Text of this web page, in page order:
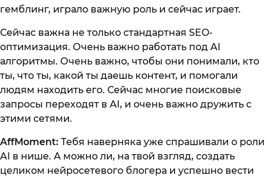
гемблинг, играло важную роль и сейчас играет.
Сейчас важна не только стандартная SEO-
оптимизация. Очень важно работать под AI
алгоритмы. Очень важно, чтобы они понимали, кто
ты, что ты, какой ты даешь контент, и помогали
людям находить его. Сейчас многие поисковые
запросы переходят в AI, и очень важно дружить с
этими сетями.
AffMoment: Тебя наверняка уже спрашивали о роли
AI в нише. А можно ли, на твой взгляд, создать
целиком нейросетевого блогера и успешно вести